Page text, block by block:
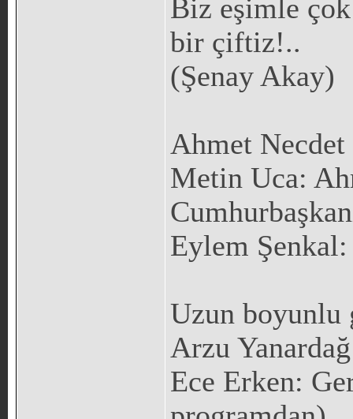
Biz eşimle çok
bir çiftiz!..
(Şenay Akay)
Ahmet Necdet
Metin Uca:
Eylem
Uzun boyunlu
Arzu
Ece Erken: